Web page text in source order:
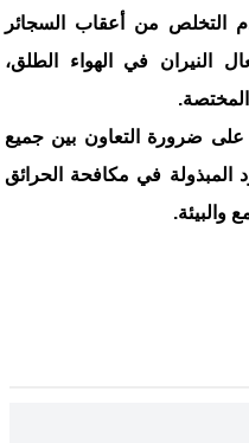
التخلص من أعقاب السجائر
النيران في الهواء الطلق،
على ضرورة التعاون بين جميع
المبذولة في مكافحة الحرائق
والبيئة.